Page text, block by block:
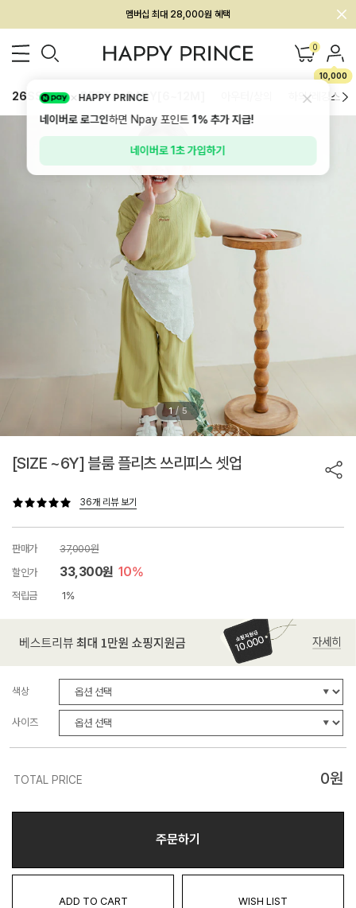
회원전용 아울렛, 가입하면 ~60% 할인!
멤버십 최대 28,000원 혜택 0
10,000
26SS 신상 BEST BABY[6~12M] 하의/레깅스
1 / 5
[SIZE ~6Y] 블룸 플리츠 쓰리피스 셋업
36개 리뷰 보기
판매가
37,000원
할인가
33,300원 10%
적립금 1%
색상
사이즈
TOTAL PRICE 0원
주문하기
ADD TO CART WISH LIST
HAPPY PRINCE
네이버로 로그인하면 Npay 포인트1%추가 지급!
네이버로 1초 가입하기